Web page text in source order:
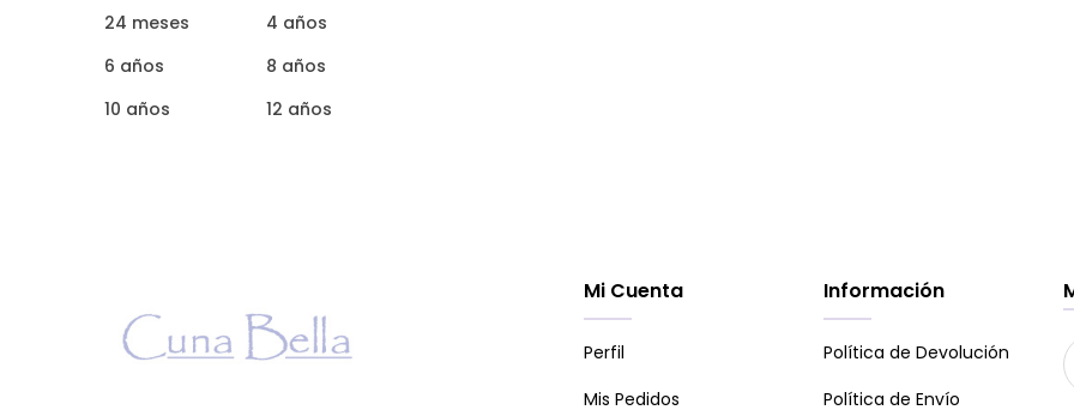
24 meses
4 años
6 años
8 años
10 años
12 años
Mi Cuenta
Perfil
Mis Pedidos
Información
Política de Devolución
Política de Envío